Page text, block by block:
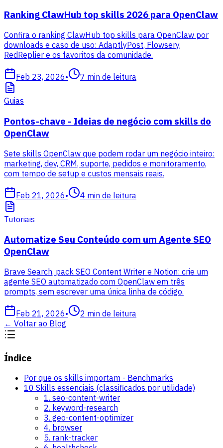
Ranking ClawHub top skills 2026 para OpenClaw
Confira o ranking ClawHub top skills para OpenClaw por
downloads e caso de uso: AdaptlyPost, Flowsery,
RedReplier e os favoritos da comunidade.
Feb 23, 2026• 7 min de leitura
Guias
Pontos-chave - Ideias de negócio com skills do
OpenClaw
Sete skills OpenClaw que podem rodar um negócio inteiro:
marketing, dev, CRM, suporte, pedidos e monitoramento,
com tempo de setup e custos mensais reais.
Feb 21, 2026• 4 min de leitura
Tutoriais
Automatize Seu Conteúdo com um Agente SEO
OpenClaw
Brave Search, pack SEO Content Writer e Notion: crie um
agente SEO automatizado com OpenClaw em três
prompts, sem escrever uma única linha de código.
Feb 21, 2026• 2 min de leitura
← Voltar ao Blog
Índice
Por que os skills importam - Benchmarks
10 Skills essenciais (classificados por utilidade)
1. seo-content-writer
2. keyword-research
3. geo-content-optimizer
4. browser
5. rank-tracker